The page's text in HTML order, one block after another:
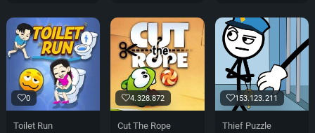
0
Toilet Run
4.328.872
Cut The Rope
153.123.211
Thief Puzzle